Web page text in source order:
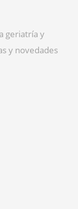
geriatría y
y novedades